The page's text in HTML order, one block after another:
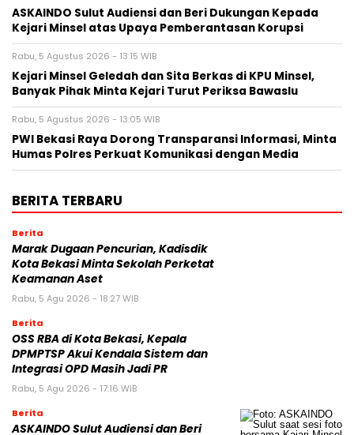
ASKAINDO Sulut Audiensi dan Beri Dukungan Kepada
Kejari Minsel atas Upaya Pemberantasan Korupsi
Rabu, 5 Agustus 2026 - 13:15 WIB
Kejari Minsel Geledah dan Sita Berkas di KPU Minsel,
Banyak Pihak Minta Kejari Turut Periksa Bawaslu
Rabu, 5 Agustus 2026 - 13:05 WIB
PWI Bekasi Raya Dorong Transparansi Informasi, Minta
Humas Polres Perkuat Komunikasi dengan Media
BERITA TERBARU
Berita
‎Marak Dugaan Pencurian, Kadisdik
Kota Bekasi Minta Sekolah Perketat
Keamanan Aset
Rabu, 5 Agu 2026 - 18:27 WIB
Berita
‎OSS RBA di Kota Bekasi, Kepala
DPMPTSP Akui Kendala Sistem dan
Integrasi OPD Masih Jadi PR
Rabu, 5 Agu 2026 - 17:16 WIB
Berita
ASKAINDO Sulut Audiensi dan Beri